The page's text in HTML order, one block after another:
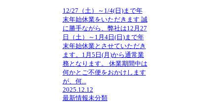
12/27（土）～1/4(日)まで年
末年始休業をいただきます 誠
に勝手ながら、弊社は12月27
日（土）～1月4日(日)まで年
末年始休業とさせていただき
ます。1月5日(月)から通常業
務となります。 休業期間中は
何かとご不便をおかけします
が、何...
2025.12.12
最新情報未分類